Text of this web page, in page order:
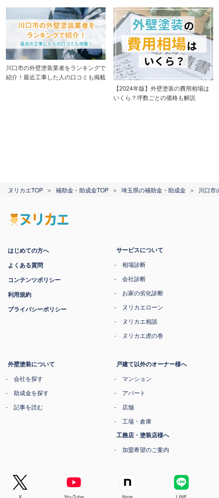
川口市の外壁塗装業者をランキングで
紹介！最近工事した人の口コミも掲載
【2024年版】外壁塗装の費用相場は
いくら？坪数ごとの価格も解説
ヌリカエTOP 補助金・助成金TOP 埼玉県の補助金・助成金 川口市
はじめての方へ
よくある質問
コンテンツポリシー
利用規約
プライバシーポリシー
サービスについて
相場診断
会社診断
お家の劣化診断
ヌリカエローン
ヌリカエ相談
ヌリカエ虎の巻
外壁塗装について
会社を探す
助成金を探す
記事を読む
戸建て以外のオーナー様へ
マンション
アパート
店舗
工場・倉庫
工務店・塗装店様へ
加盟希望のご案内